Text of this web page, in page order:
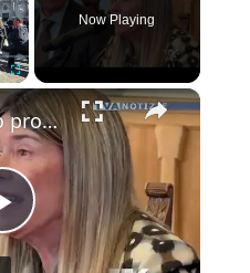
Fullscreen
Now Playing
×
Play
Catania. Tutto pronto per festeggiare l’ultimo giorno dell’anno con “Capodanno in Musica” in dirett